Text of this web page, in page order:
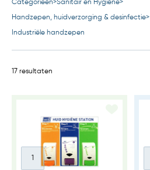
Categorieën>Sanitair en Hygiëne>
Handzepen, huidverzorging & desinfectie>
Industriële handzepen
17 resultaten